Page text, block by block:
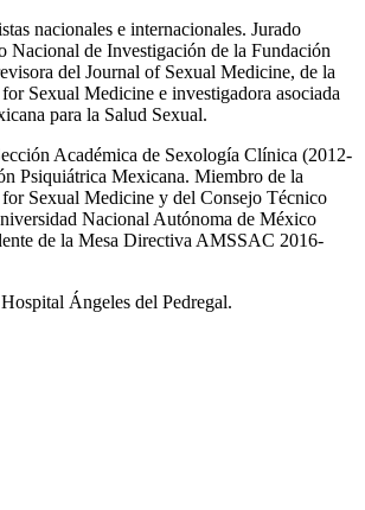
nacionales e internacionales. Jurado
Nacional de Investigación de la Fundación
del Journal of Sexual Medicine, de la
Sexual Medicine e investigadora asociada
para la Salud Sexual.
Académica de Sexología Clínica (2012-
Psiquiátrica Mexicana. Miembro de la
Sexual Medicine y del Consejo Técnico
Nacional Autónoma de México
de la Mesa Directiva AMSSAC 2016-
Ángeles del Pedregal.